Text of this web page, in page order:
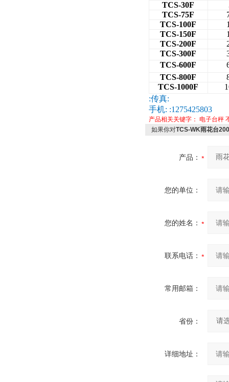
TCS-30F
TCS-75F
TCS-100F
TCS-150F
TCS-200F
TCS-300F
TCS-600F
TCS-800F
TCS-1000F
:传真:
手机: :1275425803
产品相关关键字： 电子台秤
如果你对TCS-WK雨花台
产品：
您的单位：
您的姓名：
联系电话：
常用邮箱：
省份：
详细地址：